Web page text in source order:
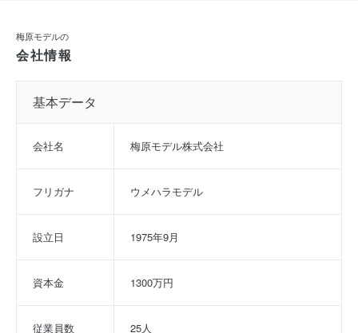
梅原モデルの
会社情報
基本データ
会社名 梅原モデル株式会社
フリガナ ウメハラモデル
設立日 1975年9月
資本金 1300万円
従業員数 25人